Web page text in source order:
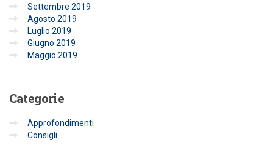
Settembre 2019
Agosto 2019
Luglio 2019
Giugno 2019
Maggio 2019
Categorie
Approfondimenti
Consigli